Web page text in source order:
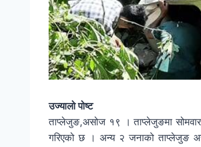
उज्यालो पोष्ट
ताप्लेजुङ,असोज १९ । ताप्लेजुङमा सोमवार
गरिएको छ । अन्य २ जनाको ताप्लेजुङ